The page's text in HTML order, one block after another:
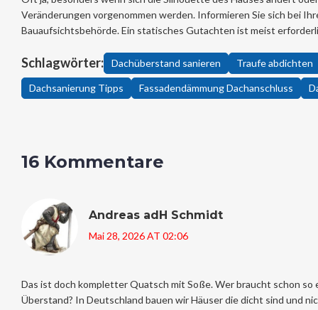
Veränderungen vorgenommen werden. Informieren Sie sich bei
Bauaufsichtsbehörde. Ein statisches Gutachten ist meist
Schlagwörter: Dachüberstand sanieren Traufe abdichten
Dachsanierung Tipps Fassadendämmung Dachanschluss
16 Kommentare
Andreas adH Schmidt
Mai 28, 2026 AT 02:06
Das ist doch kompletter Quatsch mit Soße. Wer braucht schon so
Überstand? In Deutschland bauen wir Häuser die dicht sind und